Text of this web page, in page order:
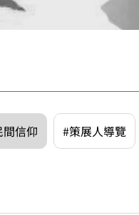
信仰 #策展人導覽